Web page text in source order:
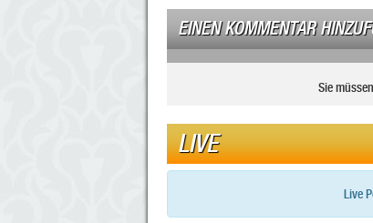
EINEN KOMMENTAR
Sie
LIVE
Live